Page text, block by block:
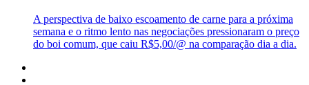
A perspectiva de baixo escoamento de carne para a próxima
semana e o ritmo lento nas negociações pressionaram o preço
do boi comum, que caiu R$5,00/@ na comparação dia a dia.